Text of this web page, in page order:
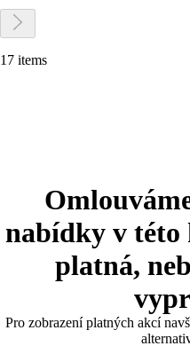
17 items
nabídky v
platná,
Pro zobrazení platných akcí